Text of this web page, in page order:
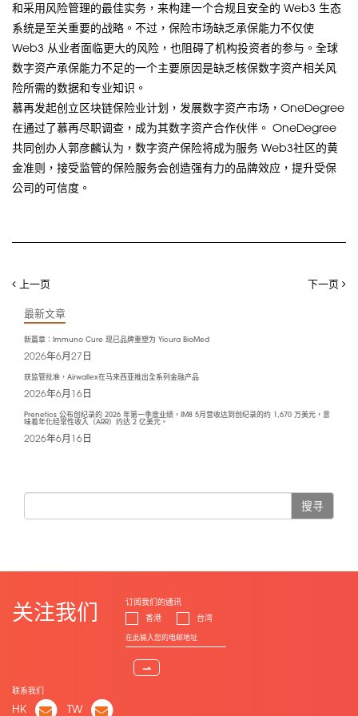
和采用风险管理的最佳实务，来构建一个合规且安全的 Web3 生态
系统是至关重要的战略。不过，保险市场缺乏承保能力不仅使
Web3 从业者面临更大的风险，也阻碍了机构投资者的参与。全球
数字资产承保能力不足的一个主要原因是缺乏核保数字资产相关风
险所需的数据和专业知识。
慕再发起创立区块链保险业计划，发展数字资产市场，OneDegree
在通过了慕再尽职调查，成为其数字资产合作伙伴。 OneDegree
共同创办人郭彦麟认为，数字资产保险将成为服务 Web3社区的黄
金准则，接受监管的保险服务会创造强有力的品牌效应，提升受保
公司的可信度。
上一页 下一页
最新文章
新篇章：Immuno Cure 现已品牌重塑为 Yicura BioMed
2026年6月27日
获监管批准，Airwallex在马来西亚推出全系列金融产品
2026年6月16日
Prenetics 公布创纪录的 2026 年第一季度业绩，IM8 5月营收达到创纪录的约 1,670 万美元，意
味着年化经常性收入（ARR）约达 2 亿美元。
2026年6月16日
搜寻
关注我们
订阅我们的通讯
香港
台湾
⇀
联系我们
HK TW